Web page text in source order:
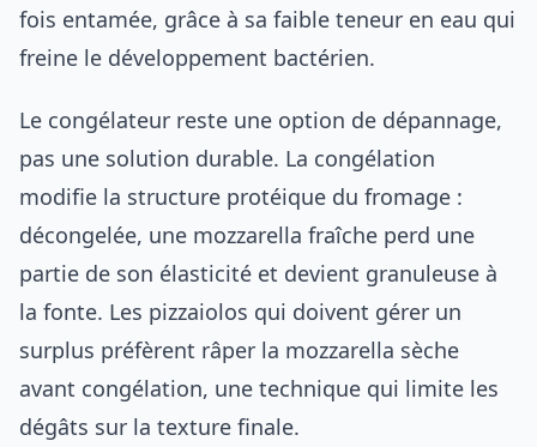
fois entamée, grâce à sa faible teneur en eau qui
freine le développement bactérien.
Le congélateur reste une option de dépannage,
pas une solution durable. La congélation
modifie la structure protéique du fromage :
décongelée, une mozzarella fraîche perd une
partie de son élasticité et devient granuleuse à
la fonte. Les pizzaiolos qui doivent gérer un
surplus préfèrent râper la mozzarella sèche
avant congélation, une technique qui limite les
dégâts sur la texture finale.